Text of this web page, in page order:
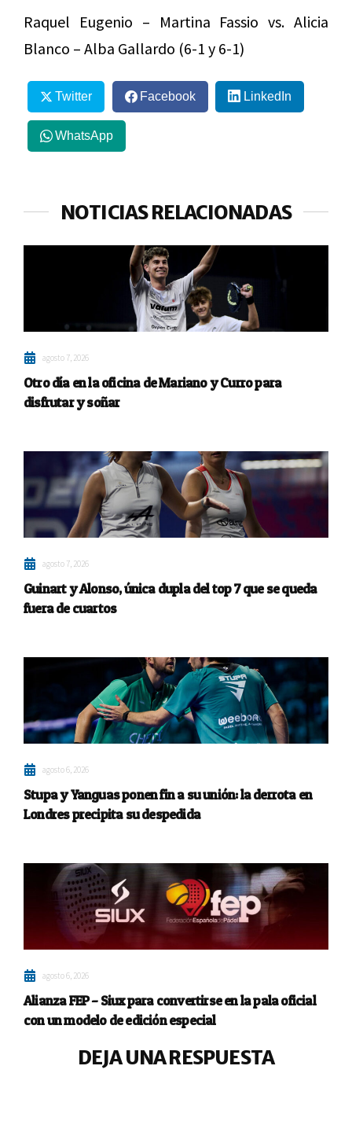
Raquel Eugenio – Martina Fassio vs. Alicia
Blanco – Alba Gallardo (6-1 y 6-1)
Twitter Facebook LinkedIn
WhatsApp
NOTICIAS RELACIONADAS
agosto 7, 2026
Otro día en la oficina de Mariano y Curro para
disfrutar y soñar
agosto 7, 2026
Guinart y Alonso, única dupla del top 7 que se queda
fuera de cuartos
agosto 6, 2026
Stupa y Yanguas ponen fin a su unión: la derrota en
Londres precipita su despedida
agosto 6, 2026
Alianza FEP – Siux para convertirse en la pala oficial
con un modelo de edición especial
DEJA UNA RESPUESTA